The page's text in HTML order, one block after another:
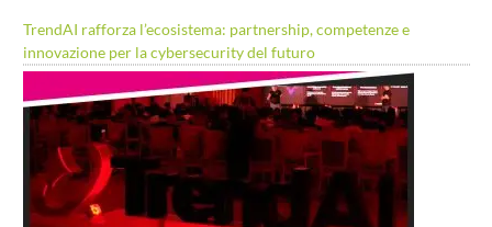
TrendAI rafforza l’ecosistema: partnership, competenze e
innovazione per la cybersecurity del futuro